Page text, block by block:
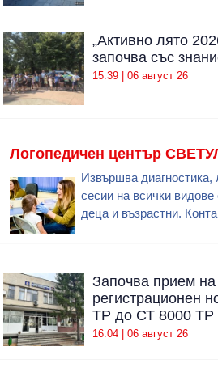
„Активно лято
започва със
15:39 | 06 август 26
Логопедичен център
Извършва диагностика,
сесии на всички
деца и възрастни.
Започва прием
регистрационен
ТР до СТ 8000 ТР
16:04 | 06 август 26